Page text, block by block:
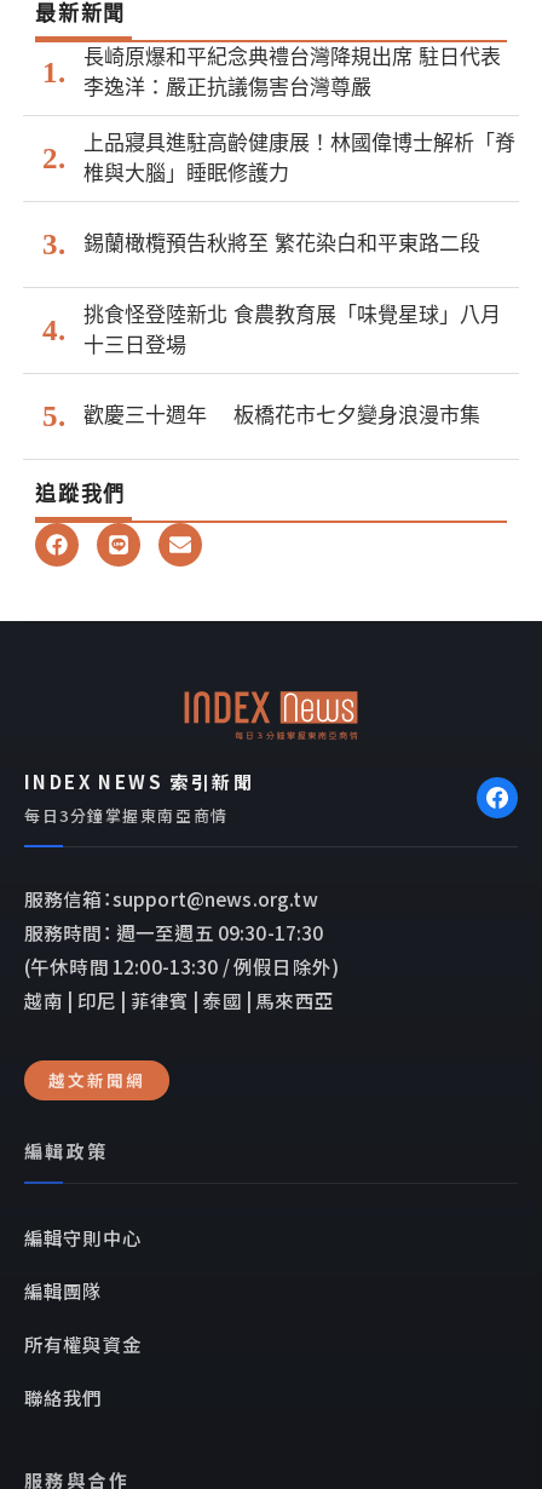
最新新聞
長崎原爆和平紀念典禮台灣降規出席 駐日代表
李逸洋：嚴正抗議傷害台灣尊嚴
上品寢具進駐高齡健康展！林國偉博士解析「脊
椎與大腦」睡眠修護力
錫蘭橄欖預告秋將至 繁花染白和平東路二段
挑食怪登陸新北 食農教育展「味覺星球」八月
十三日登場
歡慶三十週年 板橋花市七夕變身浪漫市集
追蹤我們
F
a
b
L
i
E
n
l
INDEX NEWS 索引新聞
每日3分鐘掌握東南亞商情
服務信箱：support@news.org.tw
服務時間： 週一至週五 09:30-17:30
(午休時間 12:00-13:30 / 例假日除外)
越南 | 印尼 | 菲律賓 | 泰國 | 馬來西亞
越文新聞網
編輯政策
編輯守則中心
編輯團隊
所有權與資金
聯絡我們
服務與合作